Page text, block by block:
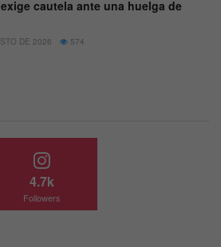
cautela ante una huelga de
DE 2026 574
4.7k
Followers